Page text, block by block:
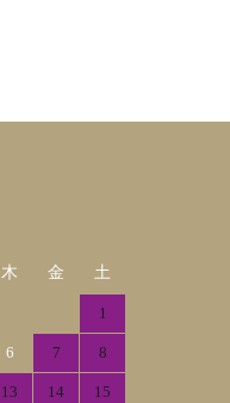
木 金 土
1
6 7 8
13 14 15